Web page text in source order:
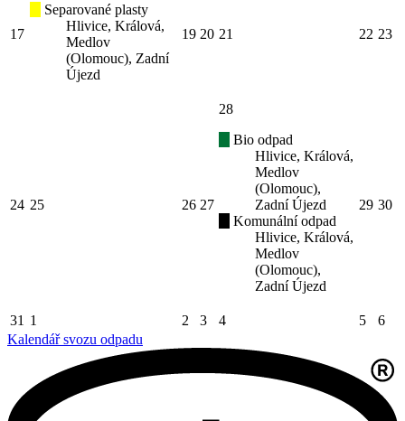
17
Separované plasty
Hlivice, Králová,
Medlov
(Olomouc), Zadní
Újezd
19 20 21 22 23
24 25 26 27
28
Bio odpad
Hlivice, Králová,
Medlov
(Olomouc),
Zadní Újezd
Komunální odpad
Hlivice, Králová,
Medlov
(Olomouc),
Zadní Újezd
29 30
31 1 2 3 4 5
6
Kalendář svozu odpadu